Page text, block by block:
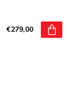
€279,00